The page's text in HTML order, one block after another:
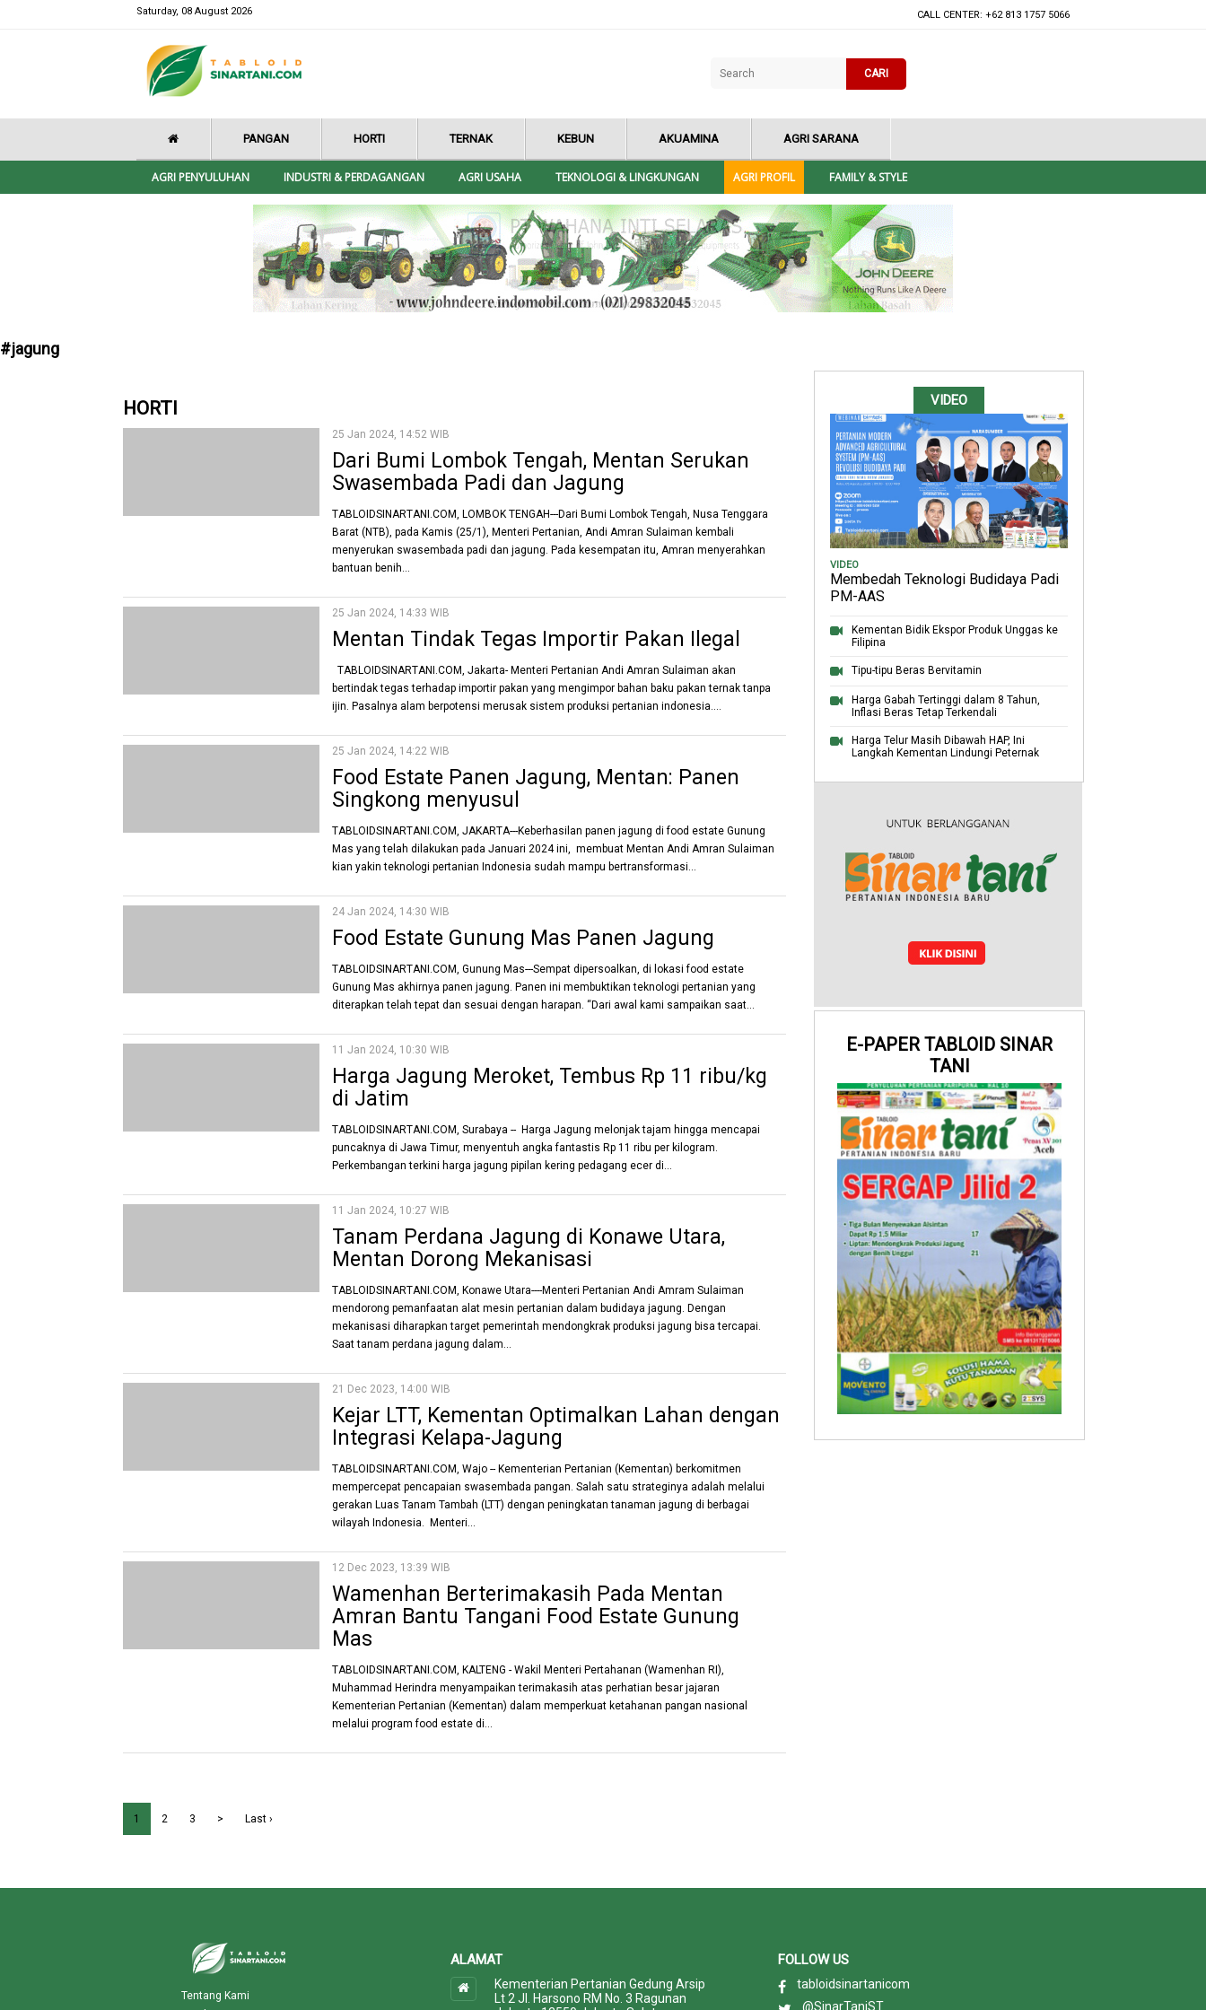
Saturday, 08 August 2026 CALL CENTER: +62 813 1757 5066
CARI
PANGAN HORTI TERNAK KEBUN AKUAMINA AGRI SARANA
AGRI PENYULUHAN INDUSTRI & PERDAGANGAN AGRI USAHA TEKNOLOGI & LINGKUNGAN AGRI PROFIL FAMILY & STYLE
#jagung
HORTI
25 Jan 2024, 14:52 WIB
Dari Bumi Lombok Tengah, Mentan Serukan
Swasembada Padi dan Jagung
TABLOIDSINARTANI.COM, LOMBOK TENGAH---Dari Bumi Lombok Tengah, Nusa Tenggara
Barat (NTB), pada Kamis (25/1), Menteri Pertanian, Andi Amran Sulaiman kembali
menyerukan swasembada padi dan jagung. Pada kesempatan itu, Amran menyerahkan
bantuan benih...
25 Jan 2024, 14:33 WIB
Mentan Tindak Tegas Importir Pakan Ilegal
TABLOIDSINARTANI.COM, Jakarta- Menteri Pertanian Andi Amran Sulaiman akan
bertindak tegas terhadap importir pakan yang mengimpor bahan baku pakan ternak tanpa
ijin. Pasalnya alam berpotensi merusak sistem produksi pertanian indonesia....
25 Jan 2024, 14:22 WIB
Food Estate Panen Jagung, Mentan: Panen
Singkong menyusul
TABLOIDSINARTANI.COM, JAKARTA---Keberhasilan panen jagung di food estate Gunung
Mas yang telah dilakukan pada Januari 2024 ini, membuat Mentan Andi Amran Sulaiman
kian yakin teknologi pertanian Indonesia sudah mampu bertransformasi...
24 Jan 2024, 14:30 WIB
Food Estate Gunung Mas Panen Jagung
TABLOIDSINARTANI.COM, Gunung Mas---Sempat dipersoalkan, di lokasi food estate
Gunung Mas akhirnya panen jagung. Panen ini membuktikan teknologi pertanian yang
diterapkan telah tepat dan sesuai dengan harapan. “Dari awal kami sampaikan saat...
11 Jan 2024, 10:30 WIB
Harga Jagung Meroket, Tembus Rp 11 ribu/kg
di Jatim
TABLOIDSINARTANI.COM, Surabaya -- Harga Jagung melonjak tajam hingga mencapai
puncaknya di Jawa Timur, menyentuh angka fantastis Rp 11 ribu per kilogram.
Perkembangan terkini harga jagung pipilan kering pedagang ecer di...
11 Jan 2024, 10:27 WIB
Tanam Perdana Jagung di Konawe Utara,
Mentan Dorong Mekanisasi
TABLOIDSINARTANI.COM, Konawe Utara----Menteri Pertanian Andi Amram Sulaiman
mendorong pemanfaatan alat mesin pertanian dalam budidaya jagung. Dengan
mekanisasi diharapkan target pemerintah mendongkrak produksi jagung bisa tercapai.
Saat tanam perdana jagung dalam...
21 Dec 2023, 14:00 WIB
Kejar LTT, Kementan Optimalkan Lahan dengan
Integrasi Kelapa-Jagung
TABLOIDSINARTANI.COM, Wajo -- Kementerian Pertanian (Kementan) berkomitmen
mempercepat pencapaian swasembada pangan. Salah satu strateginya adalah melalui
gerakan Luas Tanam Tambah (LTT) dengan peningkatan tanaman jagung di berbagai
wilayah Indonesia. Menteri...
12 Dec 2023, 13:39 WIB
Wamenhan Berterimakasih Pada Mentan
Amran Bantu Tangani Food Estate Gunung
Mas
TABLOIDSINARTANI.COM, KALTENG - Wakil Menteri Pertahanan (Wamenhan RI),
Muhammad Herindra menyampaikan terimakasih atas perhatian besar jajaran
Kementerian Pertanian (Kementan) dalam memperkuat ketahanan pangan nasional
melalui program food estate di...
1 2 3 > Last ›
VIDEO
VIDEO
Membedah Teknologi Budidaya Padi
PM-AAS
Kementan Bidik Ekspor Produk Unggas ke
Filipina
Tipu-tipu Beras Bervitamin
Harga Gabah Tertinggi dalam 8 Tahun,
Inflasi Beras Tetap Terkendali
Harga Telur Masih Dibawah HAP, Ini
Langkah Kementan Lindungi Peternak
E-PAPER TABLOID SINAR
TANI
Tentang Kami
ALAMAT
Kementerian Pertanian Gedung Arsip
Lt 2 Jl. Harsono RM No. 3 Ragunan
FOLLOW US
tabloidsinartanicom
@SinarTaniST